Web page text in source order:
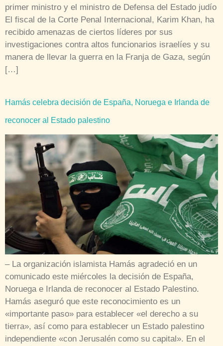
primer ministro y el ministro de Defensa del Estado judío
El fiscal de la Corte Penal Internacional, Karim Khan, ha
recibido amenazas de ciertos líderes por sus
investigaciones contra altos funcionarios israelíes y su
manera de llevar la guerra en la Franja de Gaza, según
[…]
Hamás celebra decisión de España, Noruega e Irlanda de
reconocer al Estado palestino
– La organización islamista Hamás agradeció en un
comunicado este miércoles la decisión de España,
Noruega e Irlanda de reconocer al Estado Palestino.
Hamás aseguró que este reconocimiento es un
«importante paso» para establecer «el derecho a su
tierra», así como para establecer un Estado palestino
independiente «con Jerusalén como su capital». En el